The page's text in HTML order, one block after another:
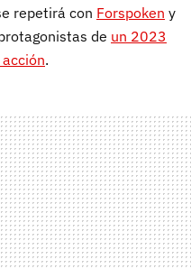
repetirá con Forspoken y
de un 2023
.